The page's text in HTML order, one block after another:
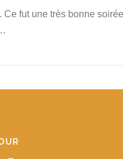
Ce fut une très bonne